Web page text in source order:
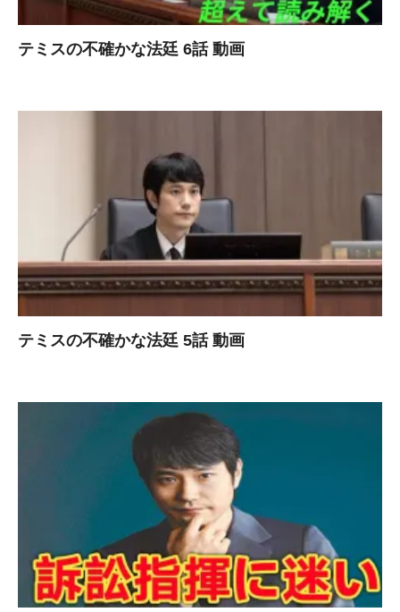
テミスの不確かな法廷 6話 動画
テミスの不確かな法廷 5話 動画